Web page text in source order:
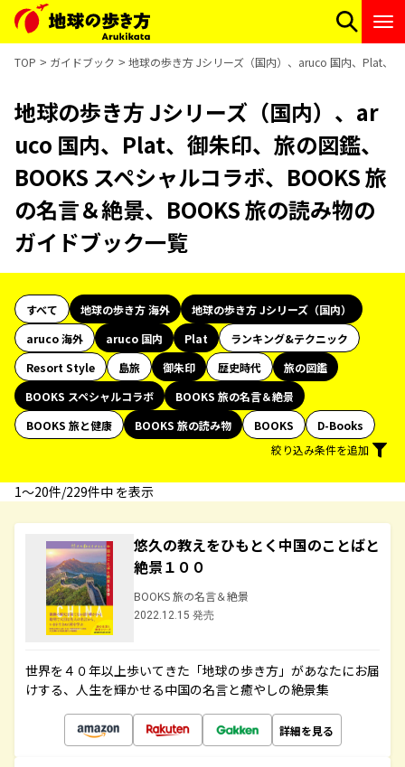
TOP ガイドブック 地球の歩き方 Jシリーズ（国内）、aruco 国内、Plat、
地球の歩き方 Jシリーズ（国内）、ar
uco 国内、Plat、御朱印、旅の図鑑、
BOOKS スペシャルコラボ、BOOKS 旅
の名言＆絶景、BOOKS 旅の読み物の
ガイドブック一覧
すべて 地球の歩き方 海外
地球の歩き方 Jシリーズ（国内）
aruco 海外
aruco 国内 Plat
ランキング&テクニック
Resort Style
島旅 御朱印 歴史時代
旅の図鑑
BOOKS スペシャルコラボ
BOOKS 旅の名言＆絶景
BOOKS 旅と健康
BOOKS 旅の読み物 BOOKS
D-Books
絞り込み条件を追加
1〜20件/229件中 を表示
悠久の教えをひもとく中国のことばと
絶景１００
BOOKS 旅の名言＆絶景
2022.12.15 発売
世界を４０年以上歩いてきた「地球の歩き方」があなたにお届
けする、人生を輝かせる中国の名言と癒やしの絶景集
詳細を見る